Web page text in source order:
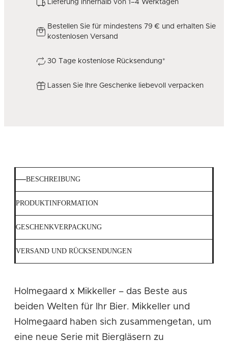
Lieferung innerhalb von 1–4 Werktagen
Bestellen Sie für mindestens 79 € und erhalten Sie
kostenlosen Versand
30 Tage kostenlose Rücksendung*
Lassen Sie Ihre Geschenke liebevoll verpacken
BESCHREIBUNG
PRODUKTINFORMATION
GESCHENKVERPACKUNG
VERSAND UND RÜCKSENDUNGEN
Holmegaard x Mikkeller – das Beste aus
beiden Welten für Ihr Bier. Mikkeller und
Holmegaard haben sich zusammengetan, um
eine neue Serie mit Biergläsern zu